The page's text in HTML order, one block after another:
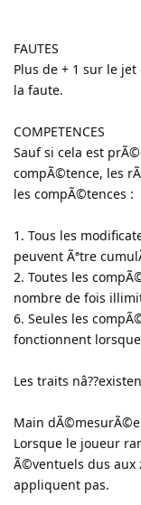
FAUTES
Plus de + 1 sur le
la faute.
COMPETENCES
Sauf si cela est
compÃ©tence, les
les compÃ©tences :
1. Tous les
peuvent Ãªtre
2. Toutes les
nombre de fois
6. Seules les
fonctionnent
Les traits
Main
Lorsque le joueur
Ã©ventuels dus aux
appliquent pas.